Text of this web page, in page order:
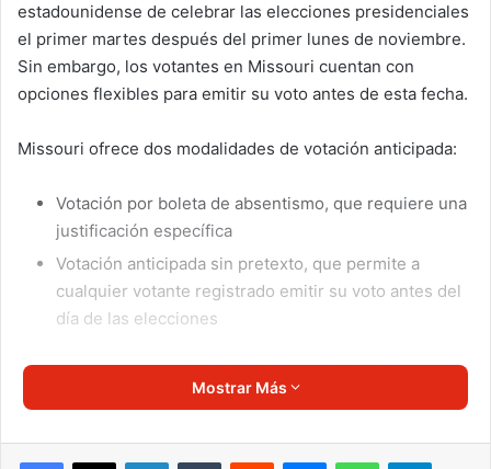
estadounidense de celebrar las elecciones presidenciales
el primer martes después del primer lunes de noviembre.
Sin embargo, los votantes en Missouri cuentan con
opciones flexibles para emitir su voto antes de esta fecha.
Missouri ofrece dos modalidades de votación anticipada:
Votación por boleta de absentismo, que requiere una
justificación específica
Votación anticipada sin pretexto, que permite a
cualquier votante registrado emitir su voto antes del
día de las elecciones
Hasta el momento, más de 1.5 millones de ciudadanos ya
han ejercido su derecho al voto a través de estas opciones
estos votos ya han sido emitidos, permanecerán
Mostrar Más
LinkedInTumblr Reddit MessengerWhatsApp